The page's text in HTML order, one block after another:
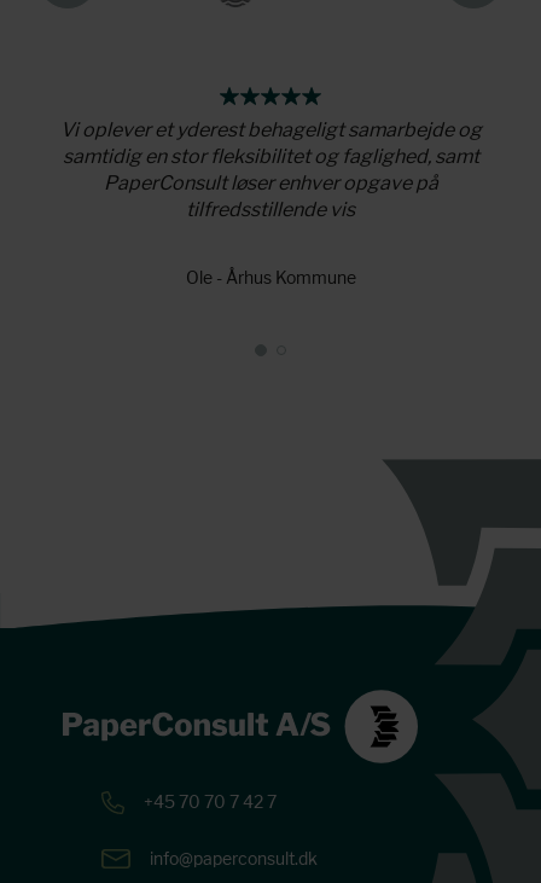
Vi oplever et yderest behageligt samarbejde og
samtidig en stor fleksibilitet og faglighed, samt
PaperConsult løser enhver opgave på
tilfredsstillende vis
Ole - Århus Kommune
+45 70 70 7 42 7
info@paperconsult.dk